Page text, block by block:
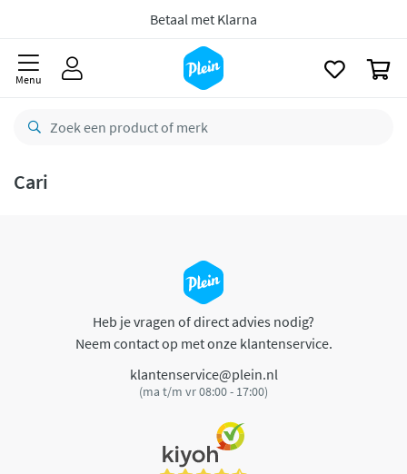
Betaal met Klarna
Menu
Cari
Heb je vragen of direct advies nodig?
Neem contact op met onze klantenservice.
klantenservice@plein.nl
(ma t/m vr 08:00 - 17:00)